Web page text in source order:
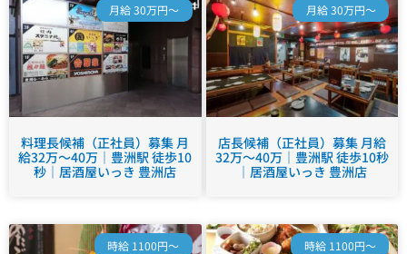
月給 30万円～
料理長候補（正社員）募集 月
給32万～40万｜豊洲駅 徒歩10
秒｜居酒屋いっき 豊洲店
月給 30万円～
店長候補（正社員）募集 月給
32万～40万｜豊洲駅 徒歩10秒
｜居酒屋いっき 豊洲店
時給 1100円～ 時給 1100円～